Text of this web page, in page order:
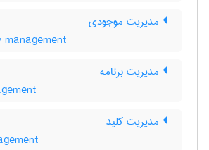
مدیریت موجودی
مدیریت برنامه
مدیریت کلید